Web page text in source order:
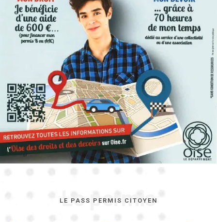
LE PASS PERMIS CITOYEN
Le permis